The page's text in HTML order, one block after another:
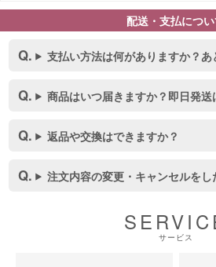
配送・支払につ
支払い方法は何がありますか？あ
商品はいつ届きますか？即日発送
返品や交換はできますか？
注文内容の変更・キャンセルをし
サービス